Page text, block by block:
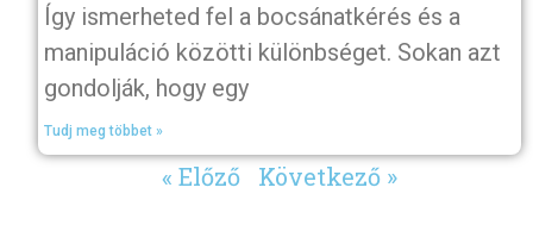
Így ismerheted fel a bocsánatkérés és a
manipuláció közötti különbséget. Sokan azt
gondolják, hogy egy
Tudj meg többet »
« Előző Következő »